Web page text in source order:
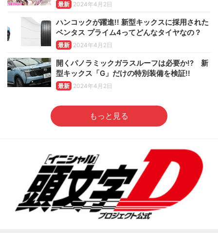
最新 2024年4月2日
ハンコックが躍進!! 新型キックスに採用された
ベンタス プライム4ってどんなタイヤなの？
最新 2024年4月2日
開くパノラミックガラスルーフは必要か!? 新
型キックス「G」だけの特別装備を検証!!
最新 2024年4月2日
もっと見る